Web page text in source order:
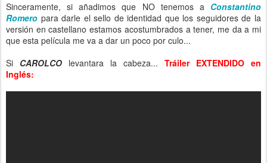
Sinceramente, si añadimos que NO tenemos a Constantino
Romero para darle el sello de identidad que los seguidores de la
versión en castellano estamos acostumbrados a tener, me da a mi
que esta película me va a dar un poco por culo...
Si CAROLCO levantara la cabeza... Tráiler EXTENDIDO en
Inglés: